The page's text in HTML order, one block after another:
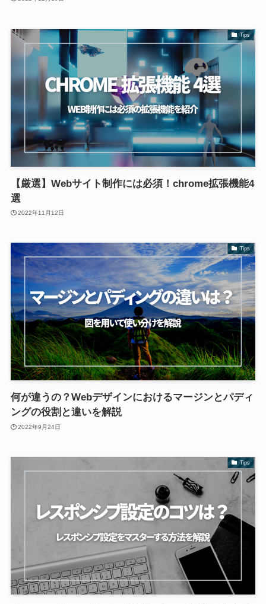
Tips
【厳選】Webサイト制作には必須！chrome拡張機能4
選
2022年11月12日
Tips
何が違うの？Webデザインにおけるマージンとパディ
ングの役割と違いを解説
2022年9月24日
Tips